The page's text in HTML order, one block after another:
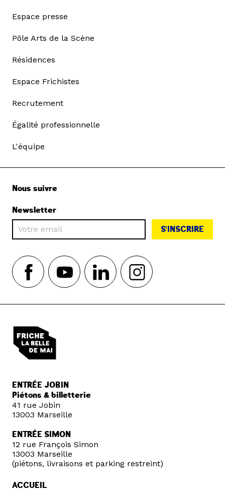
Espace presse
Pôle Arts de la Scène
Résidences
Espace Frichistes
Recrutement
Égalité professionnelle
L'équipe
Nous suivre
Newsletter
S'INSCRIRE
ENTRÉE JOBIN
Piétons & billetterie
41 rue Jobin
13003 Marseille
ENTRÉE SIMON
12 rue François Simon
13003 Marseille
(piétons, livraisons et parking restreint)
ACCUEIL